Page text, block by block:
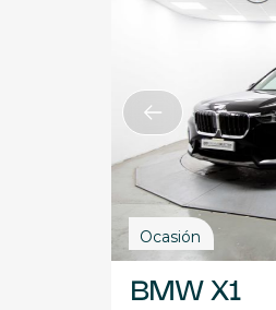
Ocasión
BMW X1